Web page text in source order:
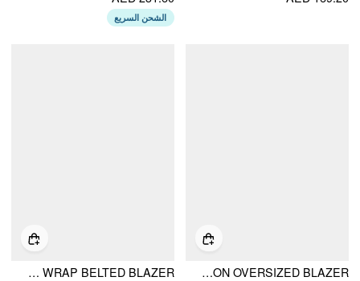
الشحن السريع
LINEN-BLEND COLLAR METAL BUTTON OVERSIZED BLAZER
LINEN-BLEND RUCHED WRAP BELTED BLAZER